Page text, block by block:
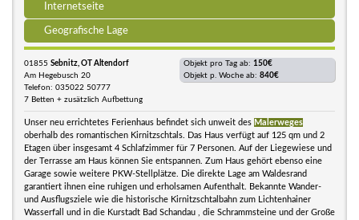
Internetseite
Geografische Lage
01855 Sebnitz, OT Altendorf
Am Hegebusch 20
Telefon: 035022 50777
7 Betten + zusätzlich Aufbettung
Objekt pro Tag ab: 150€
Objekt p. Woche ab: 840€
Unser neu errichtetes Ferienhaus befindet sich unweit des Malerweges
oberhalb des romantischen Kirnitzschtals. Das Haus verfügt auf 125 qm und 2
Etagen über insgesamt 4 Schlafzimmer für 7 Personen. Auf der Liegewiese und
der Terrasse am Haus können Sie entspannen. Zum Haus gehört ebenso eine
Garage sowie weitere PKW-Stellplätze. Die direkte Lage am Waldesrand
garantiert ihnen eine ruhigen und erholsamen Aufenthalt. Bekannte Wander-
und Ausflugsziele wie die historische Kirnitzschtalbahn zum Lichtenhainer
Wasserfall und in die Kurstadt Bad Schandau , die Schrammsteine und der Große